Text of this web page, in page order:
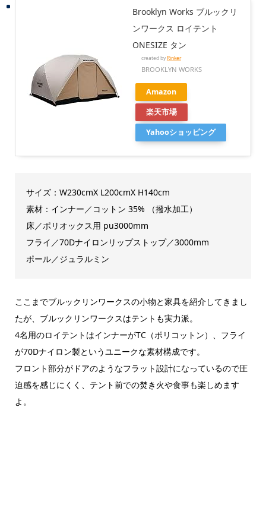
Brooklyn Works ブルックリ
ンワークス ロイテント
ONESIZE タン
created by Rinker
BROOKLYN WORKS
Amazon
楽天市場
Yahooショッピング
サイズ：W230cmX L200cmX H140cm
素材：インナー／コットン 35% （撥水加工）
床／ポリオックス用 pu3000mm
フライ／70Dナイロンリップストップ／3000mm
ポール／ジュラルミン
ここまでブルックリンワークスの小物と家具を紹介してきまし
たが、ブルックリンワークスはテントも実力派。
4名用のロイテントはインナーがTC（ポリコットン）、フライ
が70Dナイロン製というユニークな素材構成です。
フロント部分がドアのようなフラット設計になっているので圧
迫感を感じにくく、テント前での焚き火や食事も楽しめます
よ。